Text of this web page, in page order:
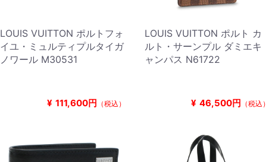
LOUIS VUITTON ポルトフォ
イユ・ミュルティプルタイガ
ノワール M30531
¥ 111,600円 （税込）
LOUIS VUITTON ポルト カ
ルト・サーンプル ダミエキ
ャンパス N61722
¥ 46,500円 （税込）